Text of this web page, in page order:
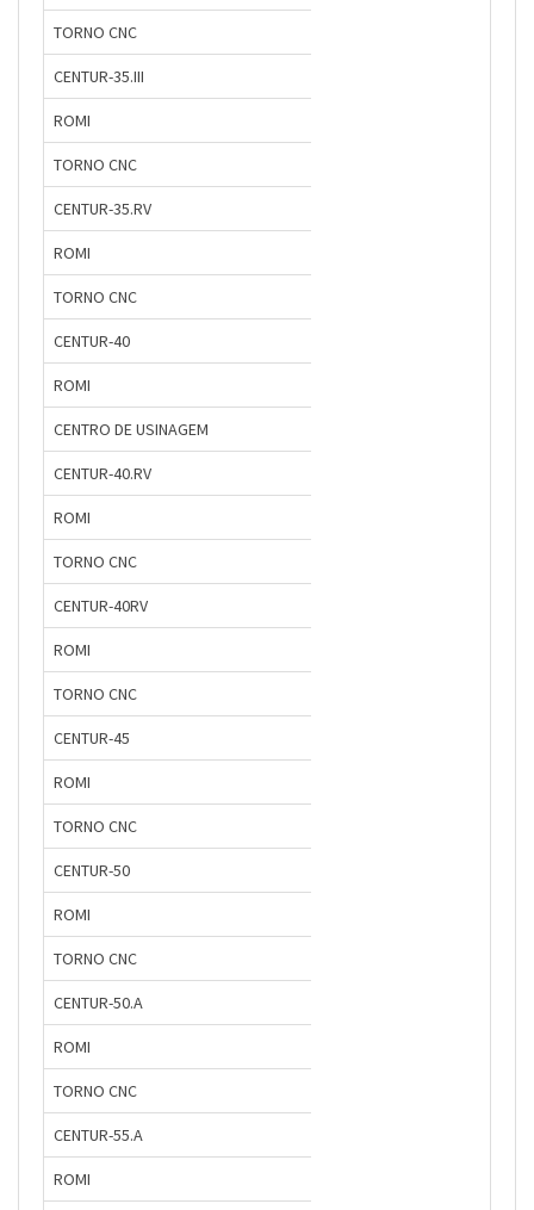
TORNO CNC
CENTUR-35.III
ROMI
TORNO CNC
CENTUR-35.RV
ROMI
TORNO CNC
CENTUR-40
ROMI
CENTRO DE USINAGEM
CENTUR-40.RV
ROMI
TORNO CNC
CENTUR-40RV
ROMI
TORNO CNC
CENTUR-45
ROMI
TORNO CNC
CENTUR-50
ROMI
TORNO CNC
CENTUR-50.A
ROMI
TORNO CNC
CENTUR-55.A
ROMI